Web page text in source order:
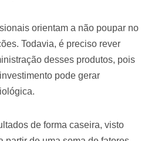
orientam a não poupar no
Todavia, é preciso rever
desses produtos, pois
pode gerar
de forma caseira, visto